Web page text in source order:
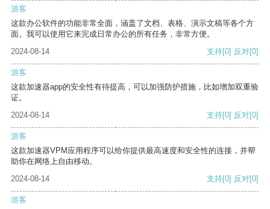
游客
这款办公软件的功能非常全面，涵盖了文档、表格、演示文稿等各个方
面。我可以使用它来完成日常办公的所有任务，非常方便。
2024-08-14
支持[0] 反对[0]
游客
这款加速器app的安全性有待提高，可以加强防护措施，比如增加双重验
证。
2024-08-14
支持[0] 反对[0]
游客
这款加速器VPM应用程序可以给你提供最高速度和安全性的连接，并帮
助你在网络上自由移动。
2024-08-14
支持[0] 反对[0]
游客